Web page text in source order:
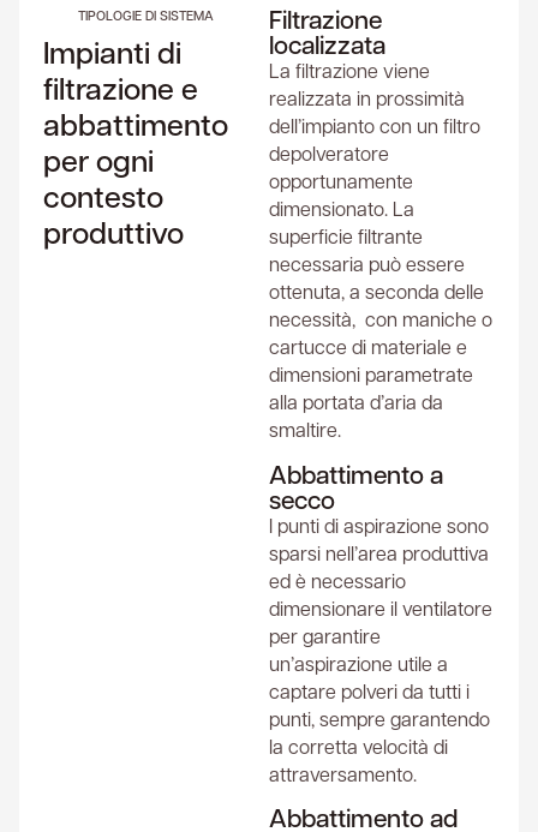
TIPOLOGIE DI SISTEMA
Impianti di
filtrazione e
abbattimento
per ogni
contesto
produttivo
Filtrazione
localizzata
La filtrazione viene
realizzata in prossimità
dell’impianto con un filtro
depolveratore
opportunamente
dimensionato. La
superficie filtrante
necessaria può essere
ottenuta, a seconda delle
necessità, con maniche o
cartucce di materiale e
dimensioni parametrate
alla portata d’aria da
smaltire.
Abbattimento a
secco
I punti di aspirazione sono
sparsi nell’area produttiva
ed è necessario
dimensionare il ventilatore
per garantire
un’aspirazione utile a
captare polveri da tutti i
punti, sempre garantendo
la corretta velocità di
attraversamento.
Abbattimento ad